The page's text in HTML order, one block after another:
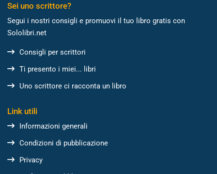
Sei uno scrittore?
Segui i nostri consigli e promuovi il tuo libro gratis con
Sololibri.net
Consigli per scrittori
Ti presento i miei... libri
Uno scrittore ci racconta un libro
Link utili
Informazioni generali
Condizioni di pubblicazione
Privacy